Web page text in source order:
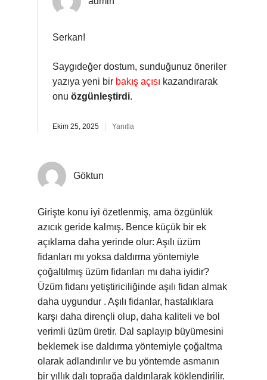
Serkan!
Saygıdeğer dostum, sunduğunuz öneriler
yazıya yeni bir bakış açısı kazandırarak
onu özgünleştirdi.
Ekim 25, 2025 Yanıtla
Göktun
Girişte konu iyi özetlenmiş, ama özgünlük
azıcık geride kalmış. Bence küçük bir ek
açıklama daha yerinde olur: Aşılı üzüm
fidanları mı yoksa daldırma yöntemiyle
çoğaltılmış üzüm fidanları mı daha iyidir?
Üzüm fidanı yetiştiriciliğinde aşılı fidan almak
daha uygundur . Aşılı fidanlar, hastalıklara
karşı daha dirençli olup, daha kaliteli ve bol
verimli üzüm üretir. Dal saplayıp büyümesini
beklemek ise daldırma yöntemiyle çoğaltma
olarak adlandırılır ve bu yöntemde asmanın
bir yıllık dalı toprağa daldırılarak köklendirilir.